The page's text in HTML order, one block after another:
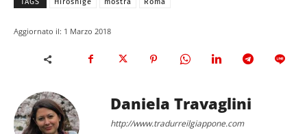
TAGS Hiroshige mostra Roma
Aggiornato il: 1 Marzo 2018
Daniela Travaglini
http://www.tradurreilgiappone.com